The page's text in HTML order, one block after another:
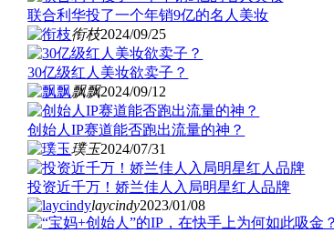
联合利华投了一个年销9亿的名人美妆
衔枝2024/09/25
30亿级红人美妆欲卖子？
飘飘2024/09/12
创始人IP赛道能否跑出流量的神？
璞玉2024/07/31
投资近千万！娇兰佳人入局明星红人品牌
laycindy2023/01/08